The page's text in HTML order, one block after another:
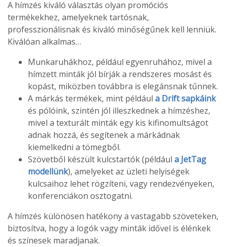
A hímzés kiváló választás olyan promóciós
termékekhez, amelyeknek tartósnak,
professzionálisnak és kiváló minőségűnek kell lenniük.
Kiválóan alkalmas…
Munkaruhákhoz, például egyenruhához, mivel a
hímzett minták jól bírják a rendszeres mosást és
kopást, miközben továbbra is elegánsnak tűnnek.
A márkás termékek, mint például a Drift sapkáink
és pólóink, szintén jól illeszkednek a hímzéshez,
mivel a texturált minták egy kis kifinomultságot
adnak hozzá, és segítenek a márkádnak
kiemelkedni a tömegből.
Szövetből készült kulcstartók (például a JetTag
modellünk), amelyeket az üzleti helyiségek
kulcsaihoz lehet rögzíteni, vagy rendezvényeken,
konferenciákon osztogatni.
A hímzés különösen hatékony a vastagabb szöveteken,
biztosítva, hogy a logók vagy minták idővel is élénkek
és színesek maradjanak.